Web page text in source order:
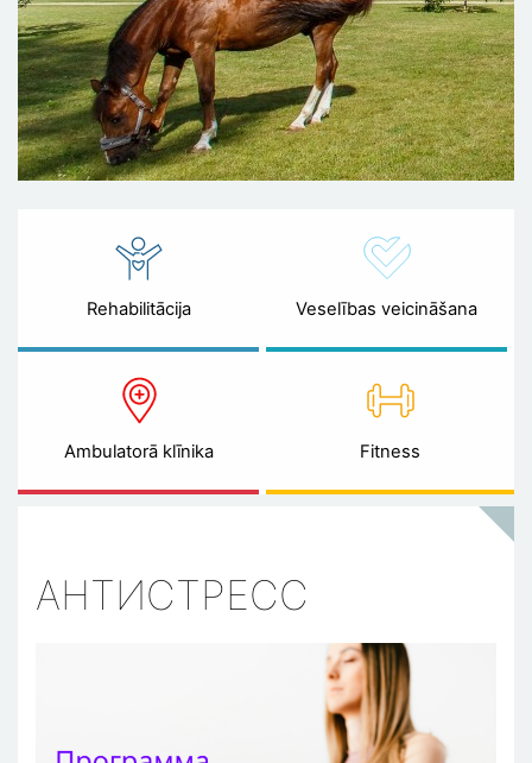
Rehabilitācija Veselības veicināšana
Ambulatorā klīnika Fitness
АНТИСТРЕСС